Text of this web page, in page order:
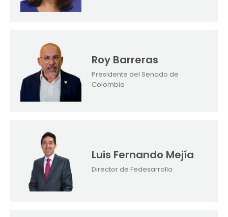
Roy Barreras
Presidente del Senado de
Colombia
Luis Fernando Mejía
Director de Fedesarrollo